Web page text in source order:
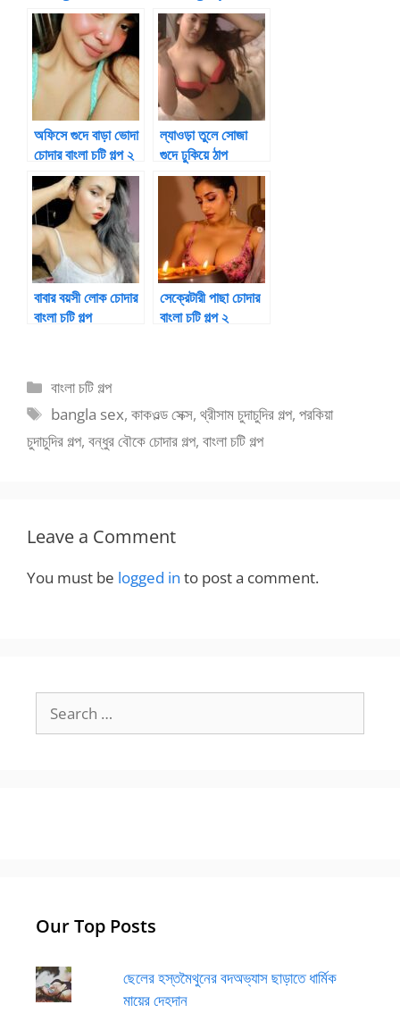
Chotigolpo
বউয়ের কুমারি গুদে বাঁড়া
চটি ৩
বান্ধবীর জামাই জড়িয়ে
ধরে পাছা চুদলো
অফিসে গুদে বাড়া ভোদা
চোদার বাংলা চটি গল্প ২
ল্যাওড়া তুলে সোজা
গুদে ঢুকিয়ে ঠাপ
বাবার বয়সী লোক চোদার
বাংলা চটি গল্প
সেক্রেটারী পাছা চোদার
বাংলা চটি গল্প ২
Categories
বাংলা চটি গল্প
Tags
bangla sex,কাকওল্ড সেক্স,থ্রীসাম চুদাচুদির গল্প,পরকিয়া
চুদাচুদির গল্প, বন্ধুর বৌকে চোদার গল্প, বাংলা চটি গল্প
Leave a Comment
You must be logged in to post a comment.
for:
Our Top Posts
ছেলের হস্তমৈথুনের বদঅভ্যাস ছাড়াতে ধার্মিক
মায়ের দেহদান